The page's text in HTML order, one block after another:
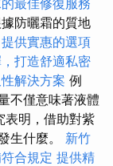
最佳修復服務
防曬霜的質地
供實惠的選項
打造舒適私密
解決方案 例
不僅意味著液體
表明，借助對紫
生什麼。 新竹
合規定 提供精